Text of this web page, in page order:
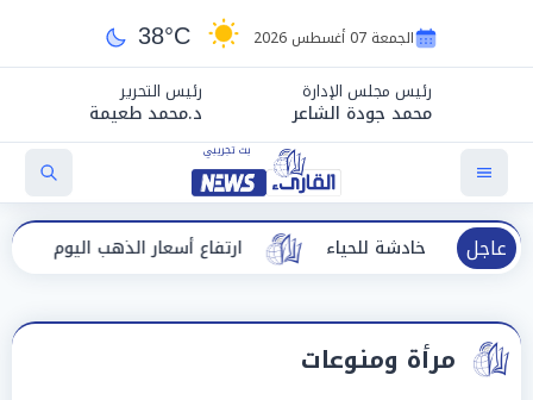
الجمعة 07 أغسطس 2026 38°C
رئيس مجلس الإدارة
محمد جودة الشاعر
رئيس التحرير
د.محمد طعيمة
عاجل ارتفاع أسعار الذهب اليوم الجمعة في خادشة للحياء
مرأة ومنوعات